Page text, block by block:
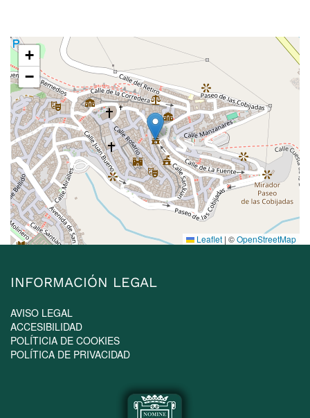
+
−
Leaflet | ©OpenStreetMap
INFORMACIÓN LEGAL
AVISO LEGAL
ACCESIBILIDAD
POLÍTICIA DE COOKIES
POLÍTICA DE PRIVACIDAD